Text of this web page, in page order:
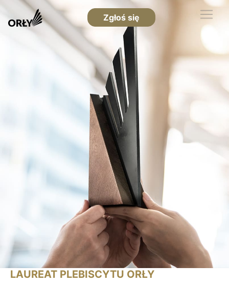
Zgłoś się
LAUREAT PLEBISCYTU ORŁY